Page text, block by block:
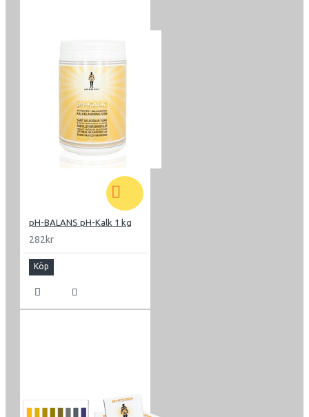
inte ha någon färgad beläggning i form av bakerier,
svampar etc. Gör till en god vana att borsta även tungan,
så håller du en fräsch hygien i hela munnen. Skulle du
drabbas av blödande tandkött, så rekommenderar vi att
du behandlar detta med 3 %-ig Väteperoxidspray.
pH-BALANS pH-Kalk 1 kg
282kr
Köp